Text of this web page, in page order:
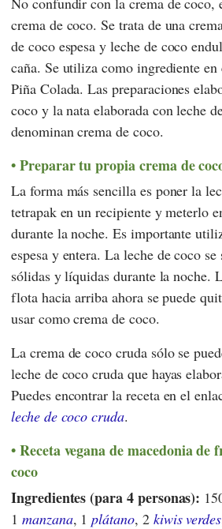
crema de coco. Se trata de una
de coco espesa y leche de coco
caña. Se utiliza como ingrediente
Piña Colada. Las preparaciones
coco y la nata elaborada con leche
denominan crema de coco.
Preparar tu propia crema de
La forma más sencilla es poner la
tetrapak en un recipiente y meterlo
durante la noche. Es importante
espesa y entera. La leche de coco se
sólidas y líquidas durante la noche.
flota hacia arriba ahora se puede
usar como crema de coco.
La crema de coco cruda sólo se
leche de coco cruda que hayas
Puedes encontrar la receta en el
leche de coco cruda.
Receta vegana de macedonia de
coco
Ingredientes (para 4 personas):
1 manzana, 1plátano, 2 kiwis verdes